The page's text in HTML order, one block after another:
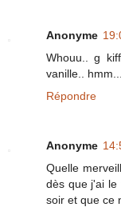
Anonyme
Whouu.. g
vanille..
Répondre
Anonyme
Quelle
dès que j'ai le
soir et que ce